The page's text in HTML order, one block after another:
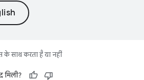
के साथ करता है या नहीं
मिली?